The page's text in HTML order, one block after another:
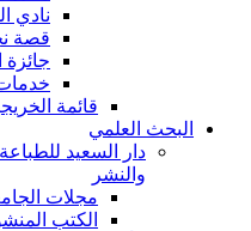
نادي
قصة
جائزة
قائمة
البحث العلمي
دار السعيد للطباعة
والنشر
مجلات
الكتب